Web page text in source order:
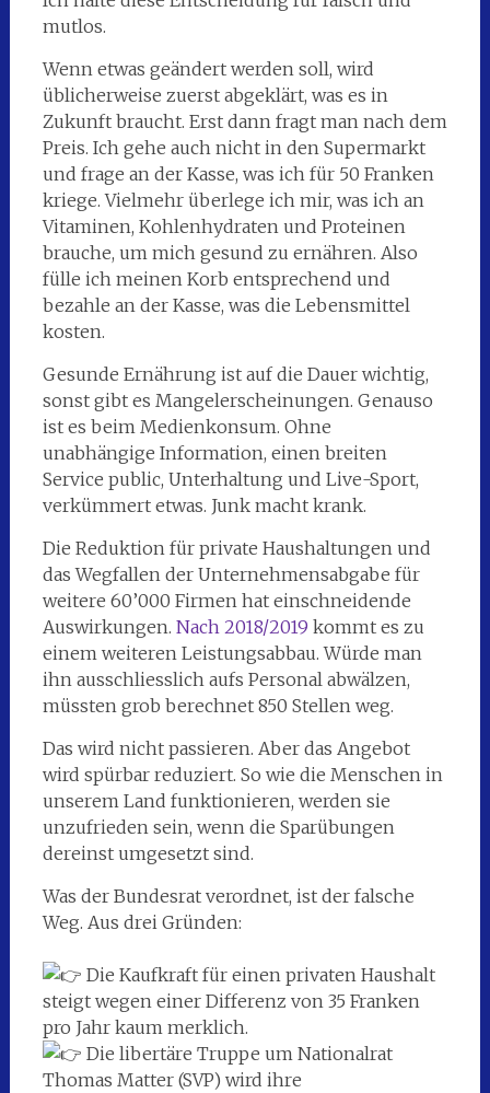
mutlos.
Wenn etwas geändert werden soll, wird
üblicherweise zuerst abgeklärt, was es in
Zukunft braucht. Erst dann fragt man nach dem
Preis. Ich gehe auch nicht in den Supermarkt
und frage an der Kasse, was ich für 50 Franken
kriege. Vielmehr überlege ich mir, was ich an
Vitaminen, Kohlenhydraten und Proteinen
brauche, um mich gesund zu ernähren. Also
fülle ich meinen Korb entsprechend und
bezahle an der Kasse, was die Lebensmittel
kosten.
Gesunde Ernährung ist auf die Dauer wichtig,
sonst gibt es Mangelerscheinungen. Genauso
ist es beim Medienkonsum. Ohne
unabhängige Information, einen breiten
Service public, Unterhaltung und Live-Sport,
verkümmert etwas. Junk macht krank.
Die Reduktion für private Haushaltungen und
das Wegfallen der Unternehmensabgabe für
weitere 60’000 Firmen hat einschneidende
Auswirkungen. Nach 2018/2019 kommt es zu
einem weiteren Leistungsabbau. Würde man
ihn ausschliesslich aufs Personal abwälzen,
müssten grob berechnet 850 Stellen weg.
Das wird nicht passieren. Aber das Angebot
wird spürbar reduziert. So wie die Menschen in
unserem Land funktionieren, werden sie
unzufrieden sein, wenn die Sparübungen
dereinst umgesetzt sind.
Was der Bundesrat verordnet, ist der falsche
Weg. Aus drei Gründen:
Die Kaufkraft für einen privaten Haushalt
steigt wegen einer Differenz von 35 Franken
pro Jahr kaum merklich.
Die libertäre Truppe um Nationalrat
Thomas Matter (SVP) wird ihre